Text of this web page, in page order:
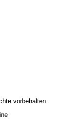
vorbehalten.